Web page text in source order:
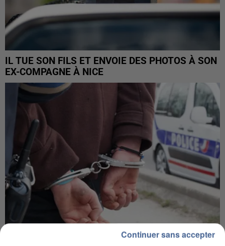
IL TUE SON FILS ET ENVOIE DES PHOTOS À SON
EX-COMPAGNE À NICE
Continuer sans accepter